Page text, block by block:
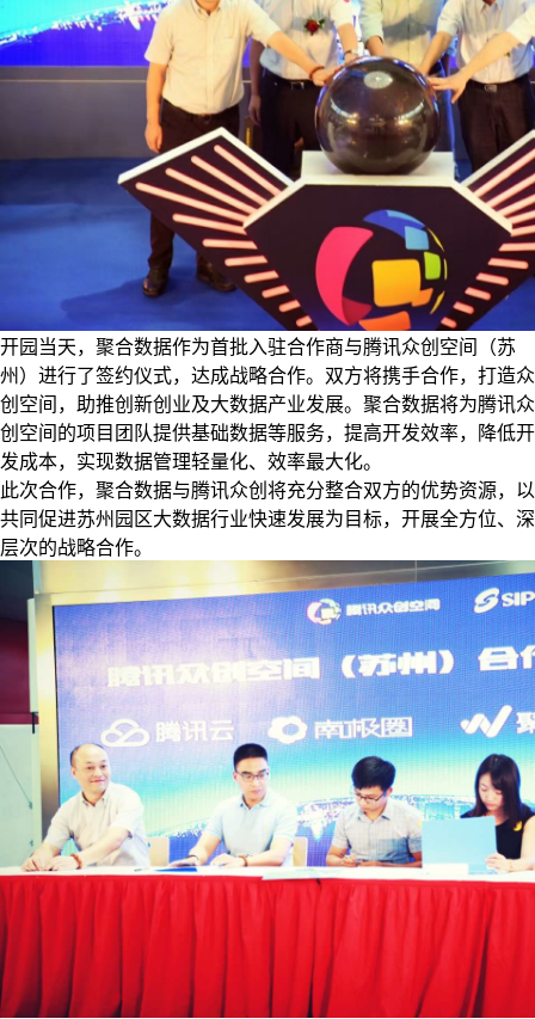
开园当天，聚合数据作为首批入驻合作商与腾讯众创空间（苏
州）进行了签约仪式，达成战略合作。双方将携手合作，打造众
创空间，助推创新创业及大数据产业发展。聚合数据将为腾讯众
创空间的项目团队提供基础数据等服务，提高开发效率，降低开
发成本，实现数据管理轻量化、效率最大化。
此次合作，聚合数据与腾讯众创将充分整合双方的优势资源，以
共同促进苏州园区大数据行业快速发展为目标，开展全方位、深
层次的战略合作。